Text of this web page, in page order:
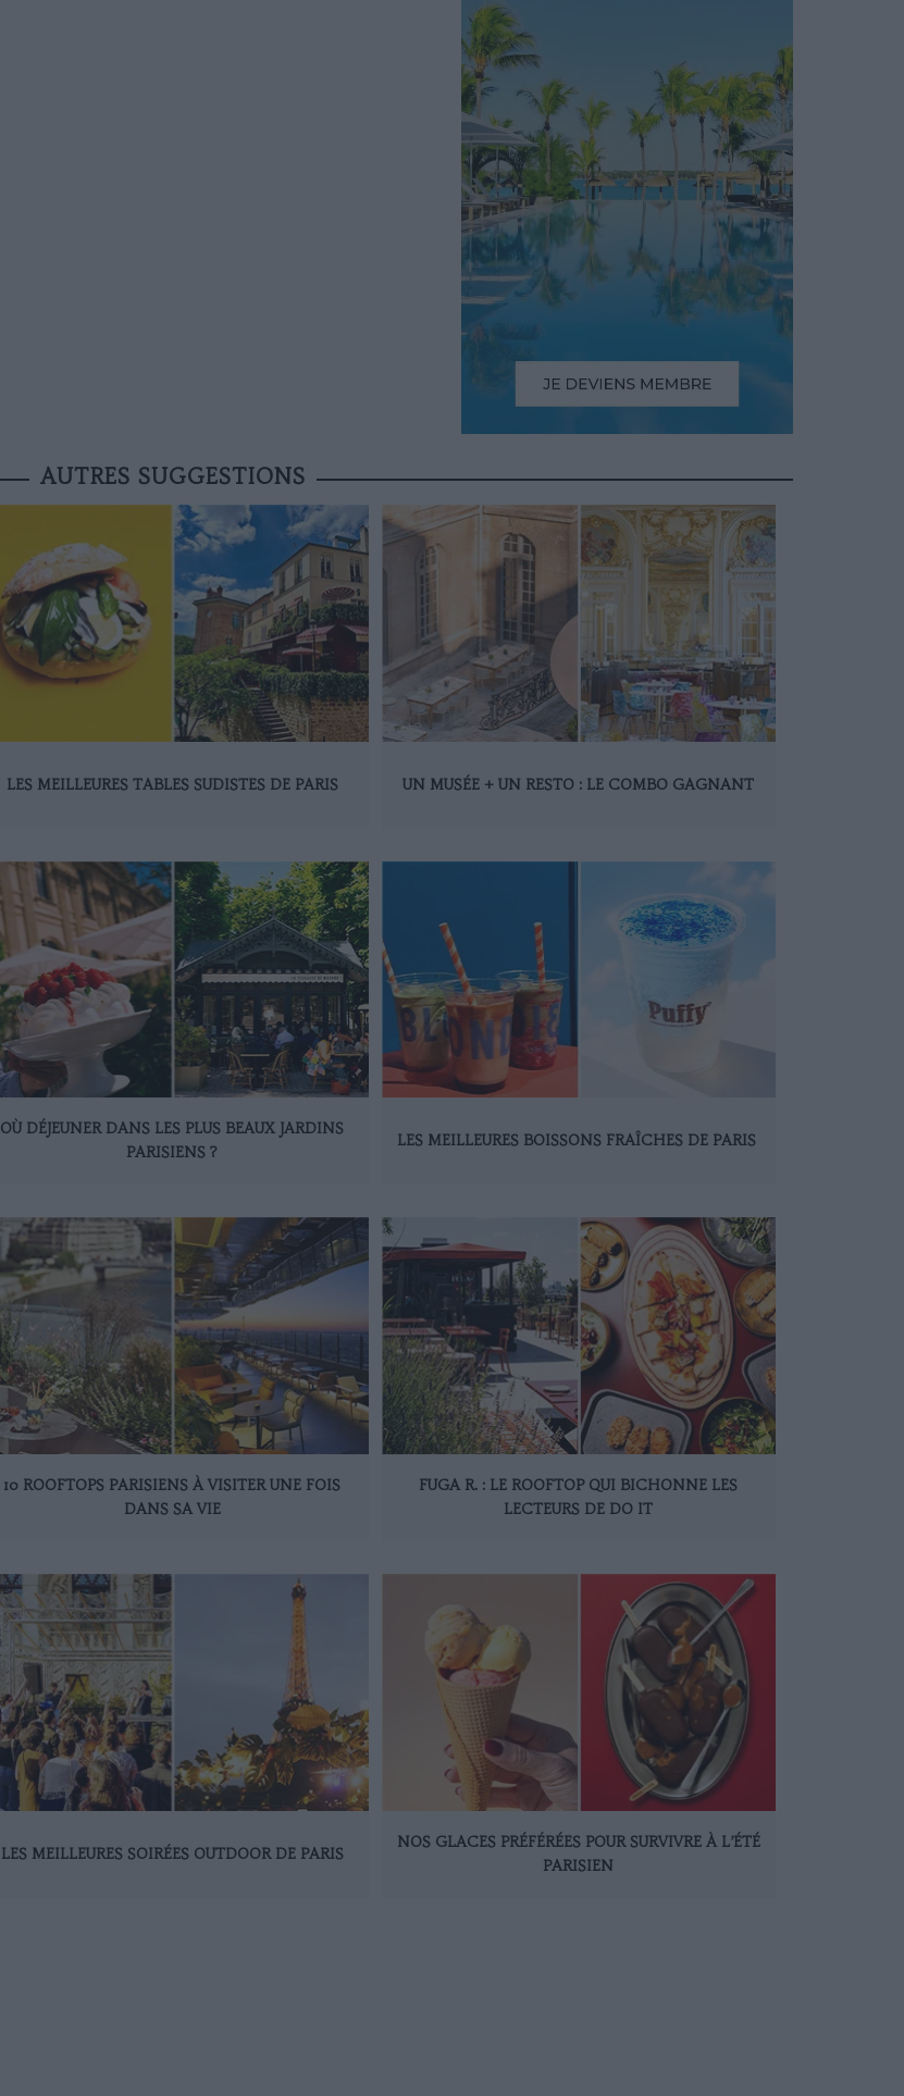
AUTRES SUGGESTIONS
LES MEILLEURES TABLES SUDISTES DE PARIS UN MUSÉE + UN RESTO : LE COMBO GAGNANT
OÙ DÉJEUNER DANS LES PLUS BEAUX JARDINS
PARISIENS ?
LES MEILLEURES BOISSONS FRAÎCHES DE PARIS
10 ROOFTOPS PARISIENS À VISITER UNE FOIS
DANS SA VIE
FUGA R. : LE ROOFTOP QUI BICHONNE LES
LECTEURS DE DO IT
LES MEILLEURES SOIRÉES OUTDOOR DE PARIS
NOS GLACES PRÉFÉRÉES POUR SURVIVRE À L’ÉTÉ
PARISIEN